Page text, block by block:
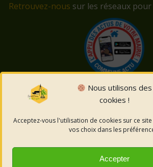
Nous utilisons des
cookies !
Acceptez-vous l'utilisation de cookies sur ce
vos choix dans les
Accepter
Retrouvez-nous sur les réseaux
© 2026 Saint-Côme-et-Maruéjols.
Mentions légales